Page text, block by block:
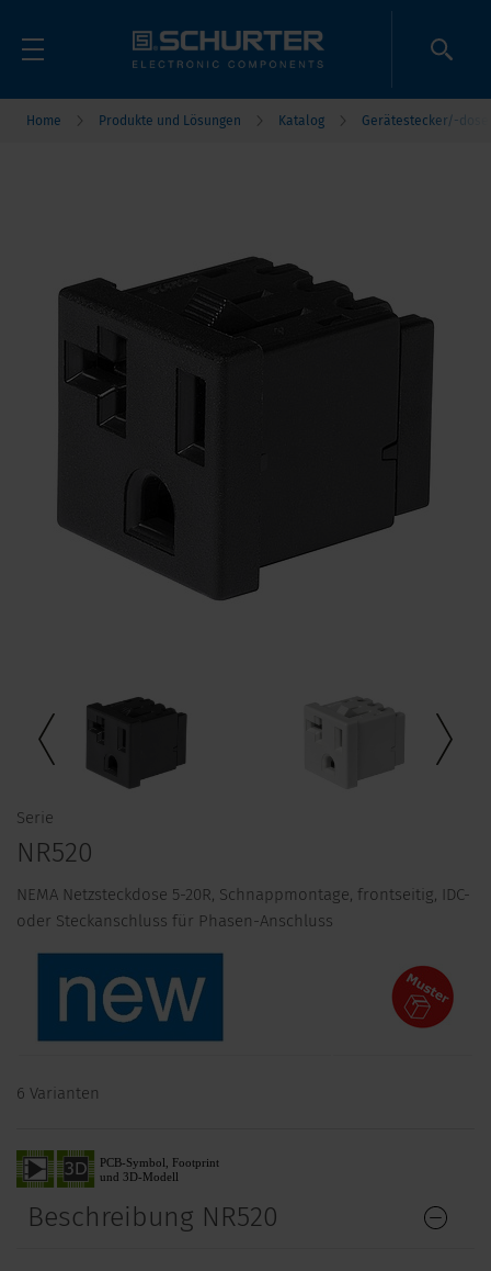
Home Produkte und Lösungen Katalog Gerätestecker/-
Serie
NR520
NEMA Netzsteckdose 5-20R, Schnappmontage, frontseitig, IDC-
oder Steckanschluss für Phasen-Anschluss
6 Varianten
Beschreibung NR520